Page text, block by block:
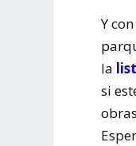
Y
la
si